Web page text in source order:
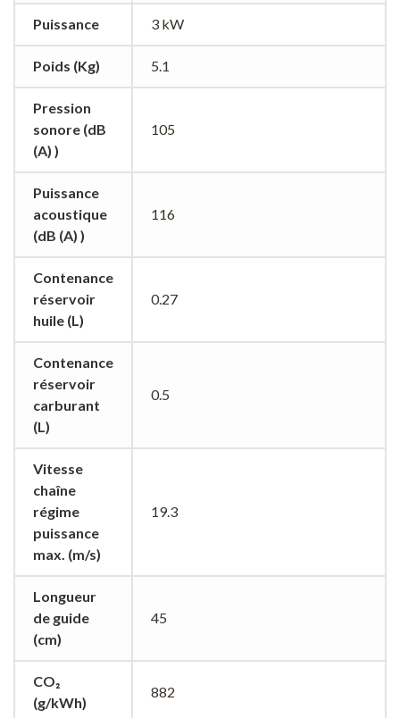
Puissance 3 kW
Poids (Kg) 5.1
Pression
sonore (dB
(A) )
105
Puissance
acoustique
(dB (A) )
116
Contenance
réservoir
huile (L)
0.27
Contenance
réservoir
carburant
(L)
0.5
Vitesse
chaîne
régime
puissance
max. (m/s)
19.3
Longueur
de guide
(cm)
45
CO₂
(g/kWh)
882